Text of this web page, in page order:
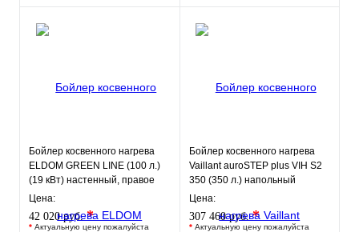
Бойлер косвенного нагрева
ELDOM GREEN LINE (100 л.)
(19 кВт) настенный, правое
подключ
Цена:
42 020 руб.*
* Актуальную цену пожалуйста
Бойлер косвенного нагрева
Vaillant auroSTEP plus VIH S2
350 (350 л.) напольный
Цена:
307 460 руб.*
* Актуальную цену пожалуйста